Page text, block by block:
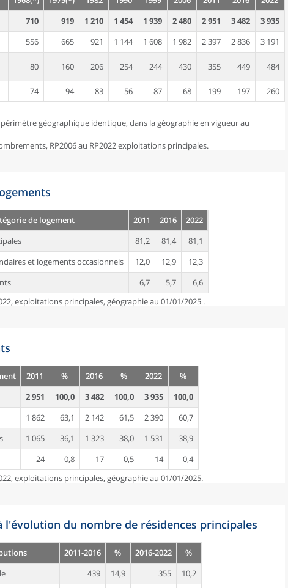
710 919 1 210 1 454 1 939 2 480 2 951 3 482
3 935
556 665 921 1 144 1 608 1 982 2 397 2 836
3 191
80 160 206 254 244 430 355 449 484
74 94 83 56 87 68 199 197
260
géographique identique, dans la géographie en vigueur au
RP2006 au RP2022 exploitations principales.
de logement 2011 2016
2022
81,2 81,4
81,1
et logements occasionnels
12,0 12,9
12,3
6,7 5,7
6,6
exploitations principales, géographie au 01/01/2025 .
2011 % 2016 % 2022
%
2 951 100,0 3 482 100,0 3 935
100,0
1 862 63,1 2 142 61,5 2 390
60,7
1 065 36,1 1 323 38,0 1 531
38,9
24 0,8 17 0,5 14
0,4
exploitations principales, géographie au 01/01/2025.
l'évolution du nombre de résidences principales
2011-2016 % 2016-2022
%
439 14,9 355
10,2